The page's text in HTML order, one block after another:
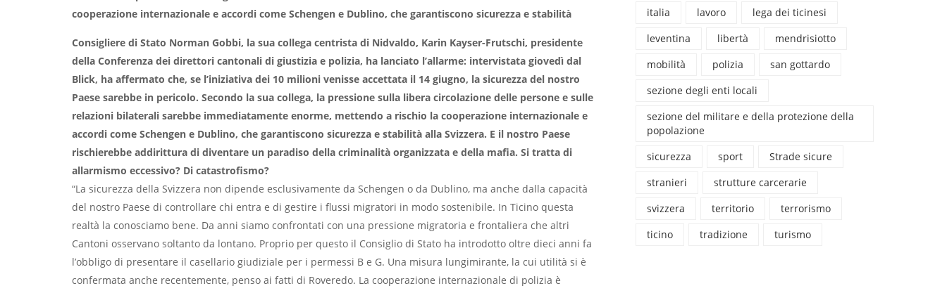
cooperazione internazionale e accordi come Schengen e Dublino, che garantiscono sicurezza e stabilità
Consigliere di Stato Norman Gobbi, la sua collega centrista di Nidvaldo, Karin Kayser-Frutschi, presidente
della Conferenza dei direttori cantonali di giustizia e polizia, ha lanciato l’allarme: intervistata giovedì dal
Blick, ha affermato che, se l’iniziativa dei 10 milioni venisse accettata il 14 giugno, la sicurezza del nostro
Paese sarebbe in pericolo. Secondo la sua collega, la pressione sulla libera circolazione delle persone e sulle
relazioni bilaterali sarebbe immediatamente enorme, mettendo a rischio la cooperazione internazionale e
accordi come Schengen e Dublino, che garantiscono sicurezza e stabilità alla Svizzera. E il nostro Paese
rischierebbe addirittura di diventare un paradiso della criminalità organizzata e della mafia. Si tratta di
allarmismo eccessivo? Di catastrofismo?
“La sicurezza della Svizzera non dipende esclusivamente da Schengen o da Dublino, ma anche dalla capacità
del nostro Paese di controllare chi entra e di gestire i flussi migratori in modo sostenibile. In Ticino questa
realtà la conosciamo bene. Da anni siamo confrontati con una pressione migratoria e frontaliera che altri
Cantoni osservano soltanto da lontano. Proprio per questo il Consiglio di Stato ha introdotto oltre dieci anni fa
l’obbligo di presentare il casellario giudiziale per i permessi B e G. Una misura lungimirante, la cui utilità si è
confermata anche recentemente, penso ai fatti di Roveredo. La cooperazione internazionale di polizia è
italia
lavoro
lega dei ticinesi
leventina
libertà
mendrisiotto
mobilità
polizia
san gottardo
sezione degli enti locali
sezione del militare e della protezione della
popolazione
sicurezza
sport
Strade sicure
stranieri
strutture carcerarie
svizzera
territorio
terrorismo
ticino
tradizione turismo